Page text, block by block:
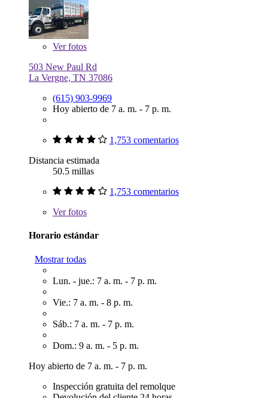
Verfotos
503 New Paul Rd
La Vergne, TN 37086
(615) 903-9969
Hoy abierto de 7 a. m. - 7 p. m.
1,753 comentarios
Distancia estimada
50.5 millas
1,753 comentarios
Verfotos
Horario estándar
Mostrar todas
Lun. - jue.: 7 a. m. - 7 p. m.
Vie.: 7 a. m. - 8 p. m.
Sáb.: 7 a. m. - 7 p. m.
Dom.: 9 a. m. - 5 p. m.
Hoy abierto de 7 a. m. - 7 p. m.
Inspección gratuita del remolque